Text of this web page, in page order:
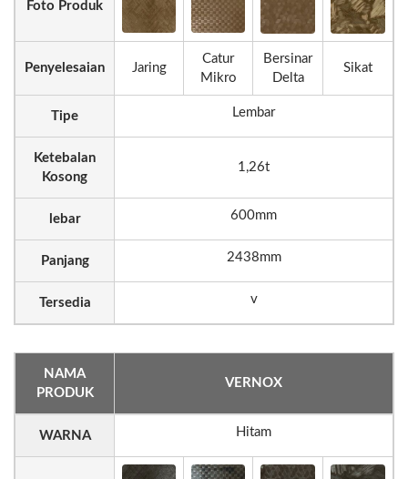
Foto Produk
Penyelesaian Jaring
Catur
Mikro
Bersinar
Delta
Sikat
Tipe Lembar
Ketebalan
Kosong
1,26t
lebar 600mm
Panjang 2438mm
Tersedia v
NAMA
PRODUK
VERNOX
WARNA Hitam